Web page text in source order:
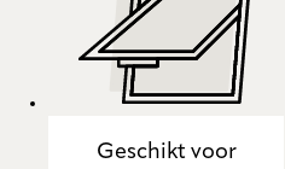
Geschikt voor